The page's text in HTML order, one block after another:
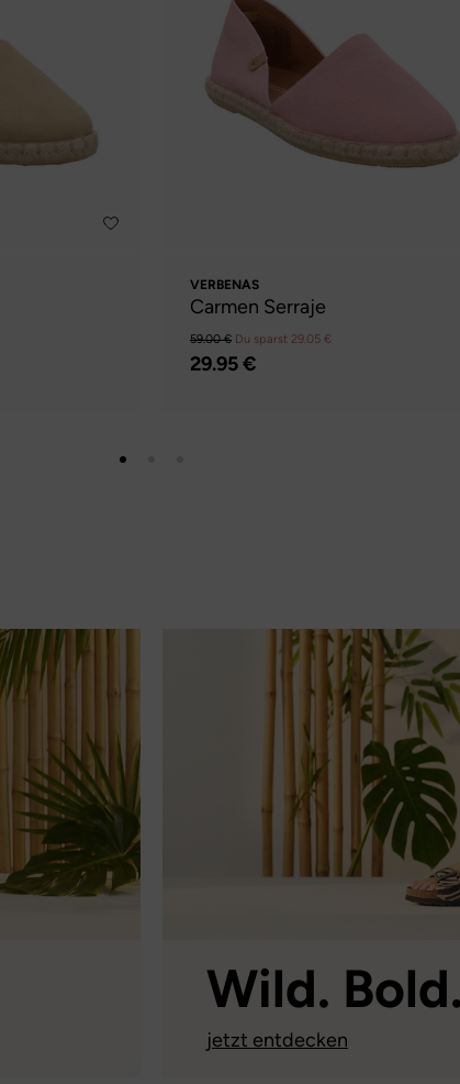
VERBENAS
Carmen Serraje
59.00 € Du sparst 29.05 €
29.95 €
Wild.
jetzt entdecken